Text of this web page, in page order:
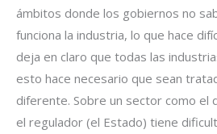
ámbitos donde los gobiernos no
funciona la industria, lo que hace
deja en claro que todas las
esto hace necesario que sean
diferente. Sobre un sector como el
el regulador (el Estado) tiene